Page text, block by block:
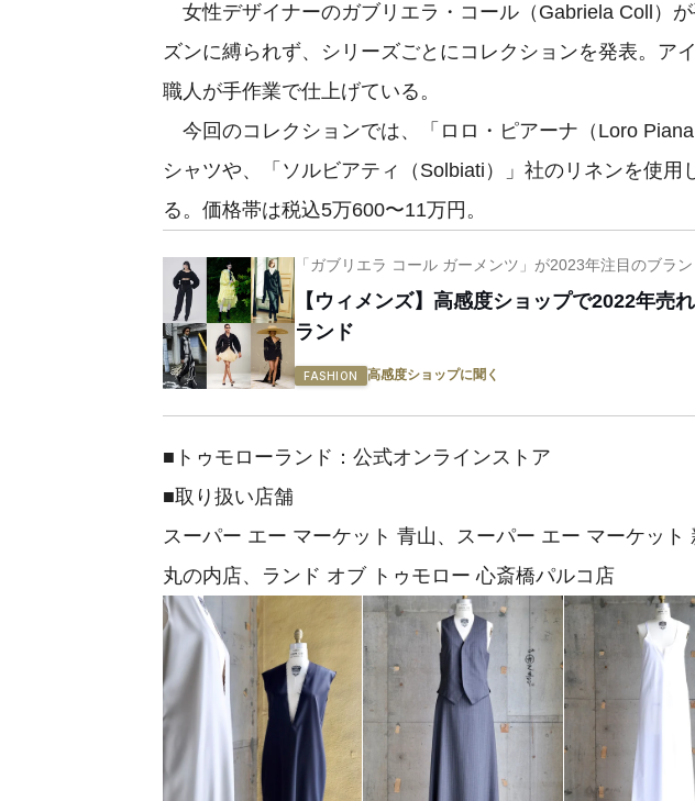
女性デザイナーのガブリエラ・コール（Gabriela Coll）
ズンに縛られず、シリーズごとにコレクションを発表。ア
職人が手作業で仕上げている。
今回のコレクションでは、「ロロ・ピアーナ（Loro
シャツや、「ソルビアティ（Solbiati）」社のリネンを使用
る。価格帯は税込5万600〜11万円。
「ガブリエラ コール ガーメンツ」が2023年注目のブラン
【ウィメンズ】高感度ショップで2022年売
ランド
FASHION 高感度ショップに聞く
■トゥモローランド：公式オンラインストア
■取り扱い店舗
スーパー エー マーケット 青山、スーパー エー マーケット
丸の内店、ランド オブ トゥモロー 心斎橋パルコ店